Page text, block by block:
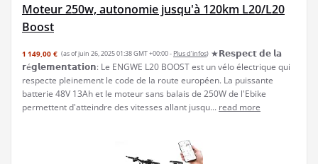
Moteur 250w, autonomie jusqu'à 120km L20/L20
Boost
1 149,00 € (as of juin 26, 2025 01:38 GMT +00:00 - Plus d’infos) ★𝗥𝗲𝘀𝗽𝗲𝗰𝘁 𝗱𝗲 𝗹𝗮
𝗿é𝗴𝗹𝗲𝗺𝗲𝗻𝘁𝗮𝘁𝗶𝗼𝗻: Le ENGWE L20 BOOST est un vélo électrique qui
respecte pleinement le code de la route européen. La puissante
batterie 48V 13Ah et le moteur sans balais de 250W de l'Ebike
permettent d'atteindre des vitesses allant jusqu... read more